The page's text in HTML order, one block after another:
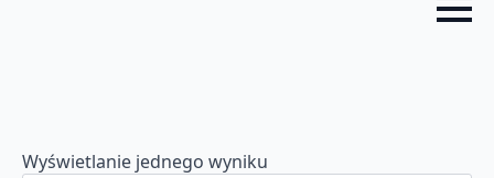
Wyświetlanie jednego wyniku